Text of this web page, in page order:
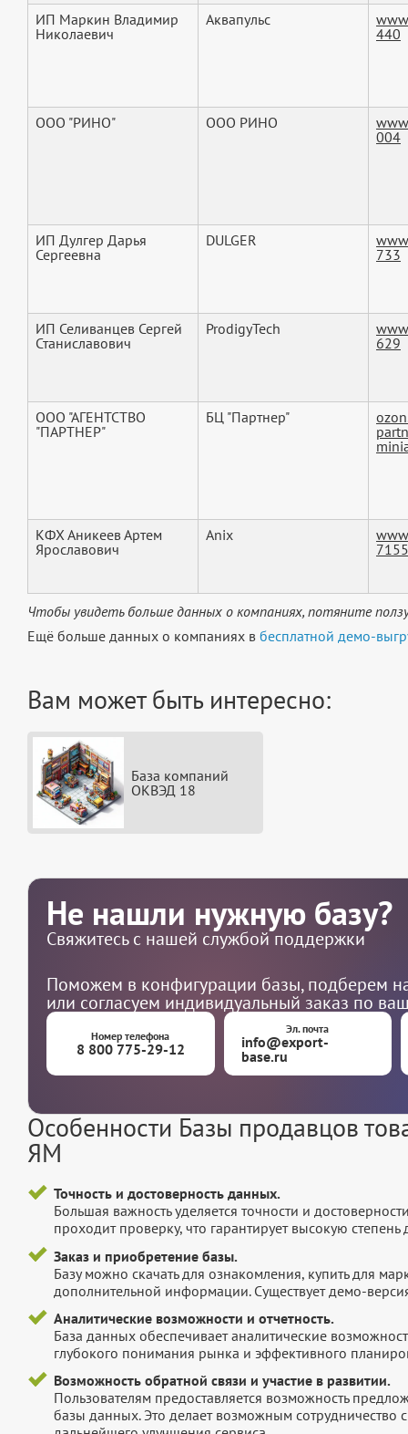
ИП Маркин Владимир
Николаевич
Аквапульс
440
ООО "РИНО" ООО РИНО
004
ИП Дулгер Дарья
Сергеевна
DULGER
733
ИП Селиванцев Сергей
Станиславович
ProdigyTech
629
ООО "АГЕНТСТВО
"ПАРТНЕР"
БЦ "Партнер"
КФХ Аникеев Артем
Ярославович
Anix
7155
Чтобы увидеть больше данных о компаниях, потяните
Ещё больше данных о компаниях в бесплатной демо-
Вам может быть интересно:
База компаний
ОКВЭД 18
Не нашли нужную базу?
Свяжитесь с нашей службой поддержки
Поможем в конфигурации базы, подберем
или согласуем индивидуальный заказ по
Номер телефона
8 800 775-29-12
Эл. почта
info@export-
base.ru
Особенности Базы продавцов
ЯМ
Точность и достоверность данных.
Большая важность уделяется точности и
проходит проверку, что гарантирует высокую
Заказ и приобретение базы.
Базу можно скачать для ознакомления, купить для
дополнительной информации. Существует демо-
Аналитические возможности и отчетность.
База данных обеспечивает аналитические
глубокого понимания рынка и эффективного
Возможность обратной связи и участие в развитии.
Пользователям предоставляется возможность
базы данных. Это делает возможным сотрудничество